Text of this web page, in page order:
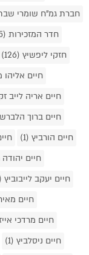
חברת גמ"ח שומרי שבת
חדר המזכירות (15)
חזקי ליפשיץ (126)
חיים אליהו
חיים אריה לייב
חיים ברוך
חיים הורביץ (1)
חיים יהודה
חיים יעקב לייבוביץ
חיים
חיים מרדכי
חיים ניסלביץ (1)